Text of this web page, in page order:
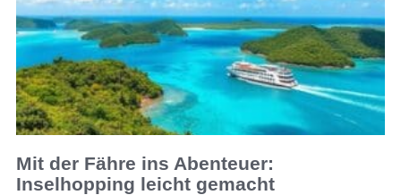
Mit der Fähre ins Abenteuer:
Inselhopping leicht gemacht